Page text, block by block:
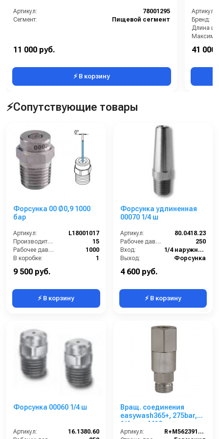
Артикул:
78001295
Сегмент:
Пищевой сегмент
11 000 руб.
⚡ В корзину
Артикул:
Бренд:
Длина
41 000
⚡Сопутствующие товары
Форсунка 00 Ø0,9 1000
бар
Артикул:
L18001017
Производительность (л/мин):
15
Рабочее давление (бар):
1000
В коробке:
1
9 500 руб.
⚡ В корзину
Форсунка удлиненная
00070 1/4 ш
Артикул:
80.0418.23
Рабочее давление (бар):
250
Вход:
1/4 наружняя резьба
Выход:
Форсунка
4 600 руб.
⚡ В корзину
Форсунка 00060 1/4 ш
Артикул:
16.1380.60
Вращ. соединения
easywash365+, 275bar,
1/4внут-M18внеш,
нерж.сталь
Артикул:
R+M562391630